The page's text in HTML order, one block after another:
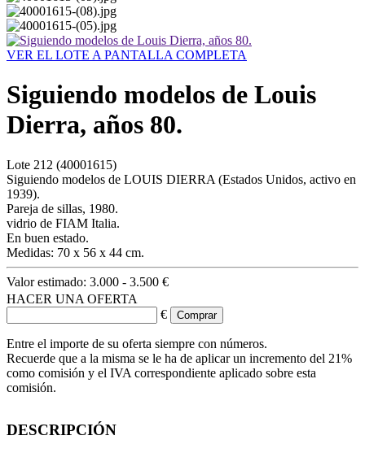
VER EL LOTE A PANTALLA COMPLETA
Siguiendo modelos de Louis
Dierra, años 80.
Lote 212 (40001615)
Siguiendo modelos de LOUIS DIERRA (Estados Unidos, activo en
1939).
Pareja de sillas, 1980.
vidrio de FIAM Italia.
En buen estado.
Medidas: 70 x 56 x 44 cm.
Valor estimado: 3.000 - 3.500 €
HACER UNA OFERTA
€
Entre el importe de su oferta siempre con números.
Recuerde que a la misma se le ha de aplicar un incremento del 21%
como comisión y el IVA correspondiente aplicado sobre esta
comisión.
DESCRIPCIÓN